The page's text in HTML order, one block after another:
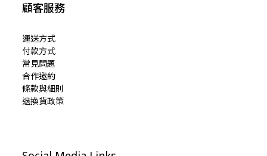
顧客服務
運送方式
付款方式
常見問題
合作邀約
條款與細則
退換貨政策